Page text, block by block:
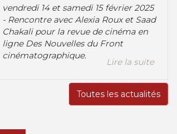
vendredi 14 et samedi 15 février 2025
- Rencontre avec Alexia Roux et Saad
Chakali pour la revue de cinéma en
ligne Des Nouvelles du Front
cinématographique.
Lire la suite
Toutes les actualités